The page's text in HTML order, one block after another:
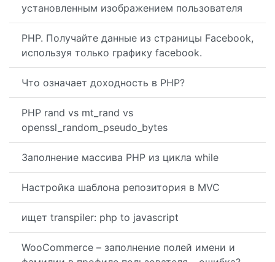
установленным изображением пользователя
PHP. Получайте данные из страницы Facebook,
используя только графику facebook.
Что означает доходность в PHP?
PHP rand vs mt_rand vs
openssl_random_pseudo_bytes
Заполнение массива PHP из цикла while
Настройка шаблона репозитория в MVC
ищет transpiler: php to javascript
WooCommerce – заполнение полей имени и